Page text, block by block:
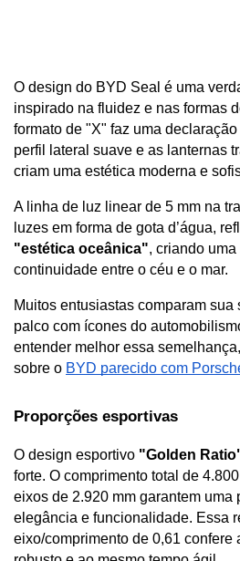
O design do BYD Seal é uma
inspirado na fluidez e nas formas
formato de "X" faz uma
perfil lateral suave e as lanternas
criam uma estética moderna e
A linha de luz linear de 5 mm na
"estética oceânica", criando
continuidade entre o céu e o mar.
Muitos entusiastas comparam
palco com ícones do
entender melhor essa
sobre o BYD parecido com
Proporções esportivas
O design esportivo "Golden
forte. O comprimento total de
eixos de 2.920 mm garantem uma
elegância e funcionalidade. Essa
eixo/comprimento de 0,61 confere